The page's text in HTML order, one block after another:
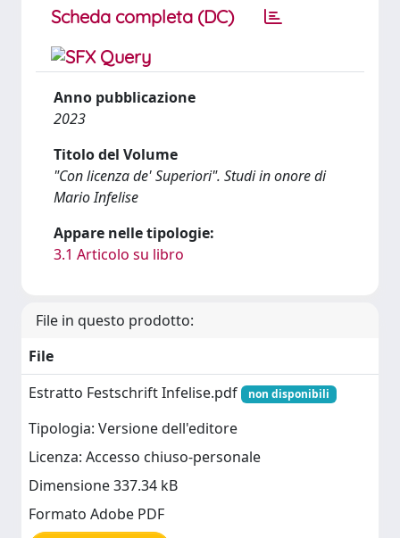
Scheda completa (DC)
Anno pubblicazione
2023
Titolo del Volume
"Con licenza de' Superiori". Studi in onore di
Mario Infelise
Appare nelle tipologie:
3.1 Articolo su libro
File in questo prodotto:
File
Estratto Festschrift Infelise.pdf
non disponibili
Tipologia: Versione dell'editore
Licenza: Accesso chiuso-personale
Dimensione 337.34 kB
Formato Adobe PDF